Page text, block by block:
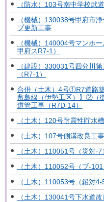
（防水）103号南中学校武
（機械）130038号甲府市
プ更新工事
（機械）140004号マンホ
甲府スR7-1）
（建設）330031号四分川
（R7-1）
合併（土木）4号①R7道路
敷島線（伊勢工区）】②（
道管工事（R7D-14）
（土木）120号耐震性貯水
（土木）107号側溝改良工
（土木）110051号（災対-
（土木）110052号（ブ-
（土木）110053号（鉛対
（土木）130041号下水道